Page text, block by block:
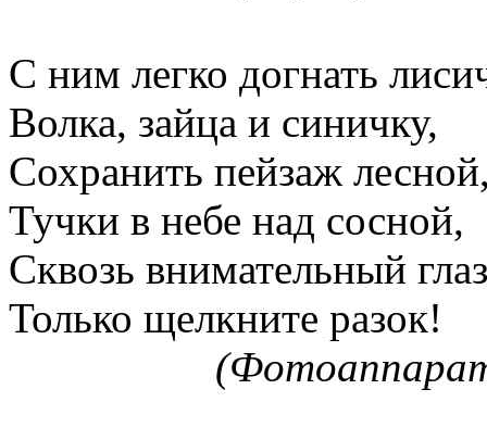
С ним легко догнать
Волка, зайца и синичку,
Сохранить пейзаж
Тучки в небе над сосной,
Сквозь внимательный
Только щелкните разок!